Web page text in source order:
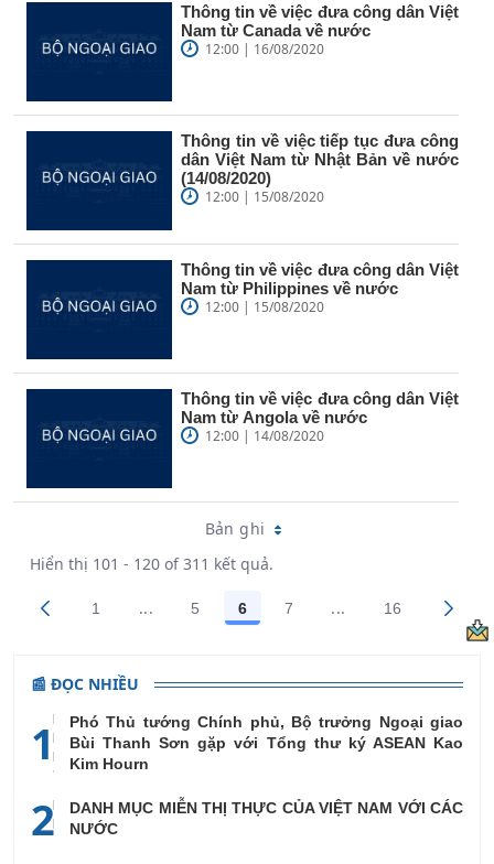
Thông tin về việc đưa công dân Việt
Nam từ Canada về nước
12:00 | 16/08/2020
Thông tin về việc tiếp tục đưa công
dân Việt Nam từ Nhật Bản về nước
(14/08/2020)
12:00 | 15/08/2020
Thông tin về việc đưa công dân Việt
Nam từ Philippines về nước
12:00 | 15/08/2020
Thông tin về việc đưa công dân Việt
Nam từ Angola về nước
12:00 | 14/08/2020
Bản ghi
Hiển thị 101 - 120 of 311 kết quả.
Các trang trên cổng
1 ...Trang trung gian Use TAB to navigate.
Các trang trên cổng
5 Các trang trên cổng
6 Các trang trên cổng
7 ...Trang trung gian
Các trang
16
📰 ĐỌC NHIỀU
1
Phó Thủ tướng Chính phủ, Bộ trưởng Ngoại giao
Bùi Thanh Sơn gặp với Tổng thư ký ASEAN Kao
Kim Hourn
2
DANH MỤC MIỄN THỊ THỰC CỦA VIỆT NAM VỚI CÁC
NƯỚC